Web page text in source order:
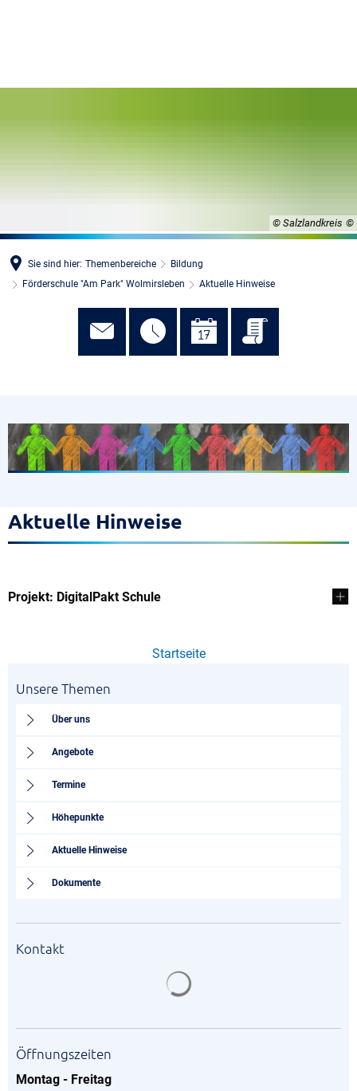
© Salzlandkreis
Sie sind hier: Themenbereiche
Bildung
Förderschule "Am Park" Wolmirsleben
Aktuelle Hinweise
Aktuelle Hinweise
Projekt: DigitalPakt Schule
Startseite
Unsere Themen
Über uns
Angebote
Termine
Höhepunkte
Aktuelle Hinweise
Dokumente
Kontakt
Öffnungszeiten
Montag - Freitag